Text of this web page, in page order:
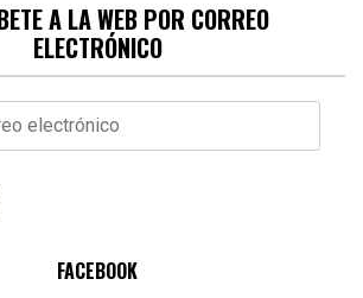
A LA WEB POR CORREO
ELECTRÓNICO
FACEBOOK